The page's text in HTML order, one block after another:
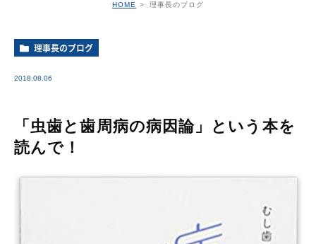
HOME 理事長のブログ
理事長のブログ
2018.08.06
「虫歯と歯周病の病因論」という本を
読んで！